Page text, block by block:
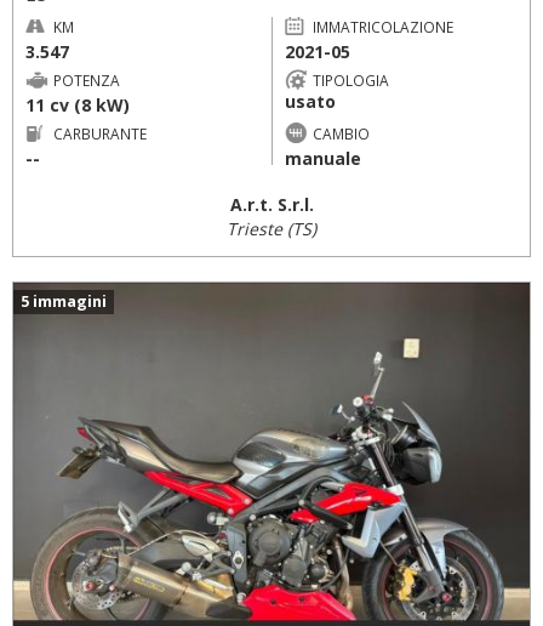
KM
3.547
IMMATRICOLAZIONE
2021-05
POTENZA
11 cv (8 kW)
TIPOLOGIA
usato
CARBURANTE
--
CAMBIO
manuale
A.r.t. S.r.l.
Trieste (TS)
5 immagini